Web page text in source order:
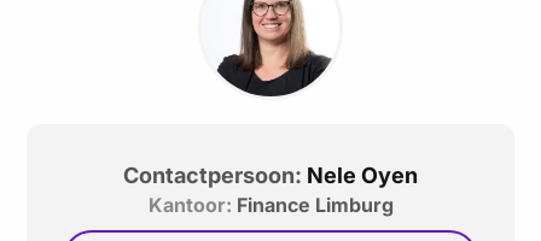
Contactpersoon: Nele Oyen
Kantoor: Finance Limburg